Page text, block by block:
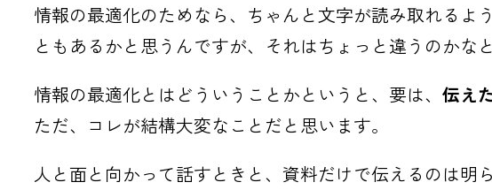
情報の最適化のためなら、ちゃんと文字が読み取れるよ
ともあるかと思うんですが、それはちょっと違うのかな
情報の最適化とはどういうことかというと、要は、 伝え
ただ、コレが結構大変なことだと思います。
人と面と向かって話すときと、資料だけで伝えるのは明